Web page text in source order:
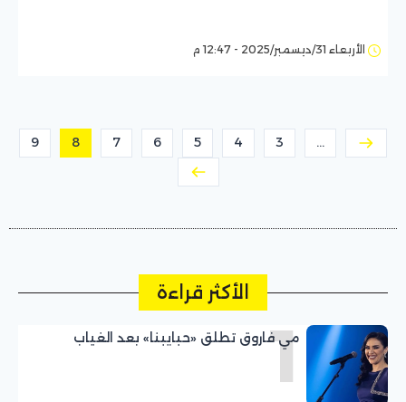
الأربعاء 31/ديسمبر/2025 - 12:47 م
...
3
4
5
6
7
8
9
الأكثر قراءة
1
مي فاروق تطلق «حبايبنا» بعد الغياب